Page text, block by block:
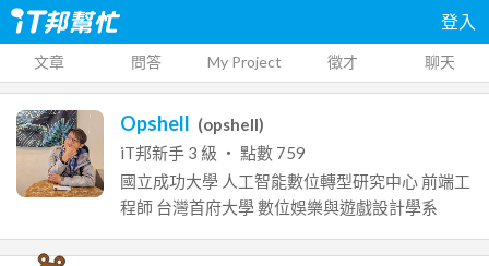
登入
文章 問答 My Project 徵才 聊天
Opshell (opshell)
iT邦新手 3 級 ‧ 點數 759
國立成功大學 人工智能數位轉型研究中心前端工
程師 台灣首府大學數位娛樂與遊戲設計學系